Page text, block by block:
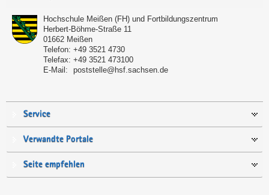
Hochschule Meißen (FH) und Fortbildungszentrum
Herbert-Böhme-Straße 11
01662 Meißen
Telefon: +49 3521 4730
Telefax: +49 3521 473100
E-Mail:
poststelle@hsf.sachsen.de
Service
Verwandte Portale
Seite empfehlen